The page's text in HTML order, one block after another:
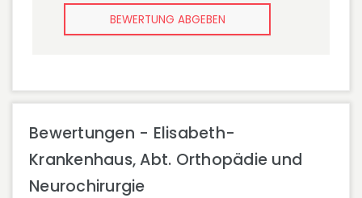
BEWERTUNG ABGEBEN
Bewertungen - Elisabeth-
Krankenhaus, Abt. Orthopädie und
Neurochirurgie